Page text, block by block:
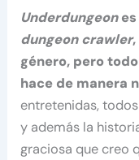
Underdungeones
dungeon crawler
género, pero
hace de manera
entretenidas,
y además la
graciosa que creo